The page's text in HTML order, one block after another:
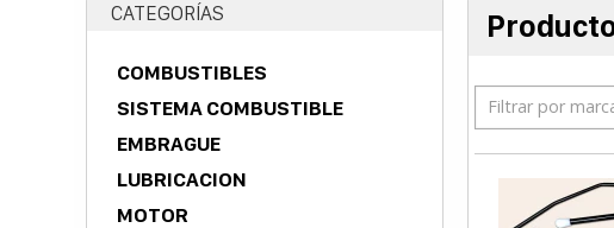
CATEGORÍAS
COMBUSTIBLES
SISTEMA COMBUSTIBLE
EMBRAGUE
LUBRICACION
MOTOR
Filtrar por